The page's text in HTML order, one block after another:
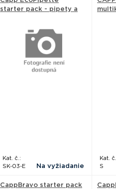
starter pack - pipety a
Kat. č.:
SK-03-E
Na vyžiadanie
Kat.
S
CappBravo starter pack